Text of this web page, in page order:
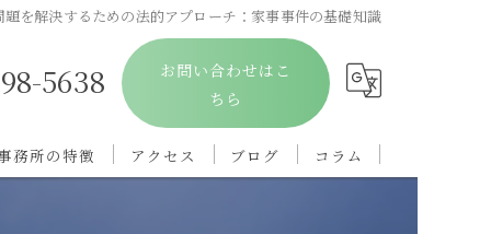
題を解決するための法的アプローチ：家事事件の基礎知識
5638
お問い合わせはこ
ちら
務所の特徴 アクセス ブログ コラム